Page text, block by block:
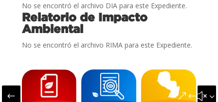
No se encontró el archivo DIA para este Expediente.
Relatorio de Impacto
Ambiental
No se encontró el archivo RIMA para este Expediente.
#